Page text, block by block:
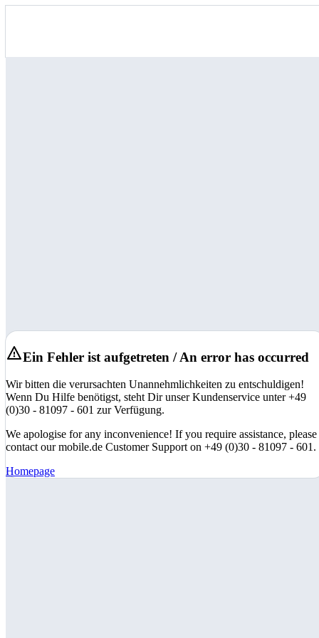
Ein Fehler ist aufgetreten / An error has occurred
Wir bitten die verursachten Unannehmlichkeiten zu entschuldigen!
Wenn Du Hilfe benötigst, steht Dir unser Kundenservice unter +49
(0)30 - 81097 - 601 zur Verfügung.
We apologise for any inconvenience! If you require assistance, please
contact our mobile.de Customer Support on +49 (0)30 - 81097 - 601.
Homepage